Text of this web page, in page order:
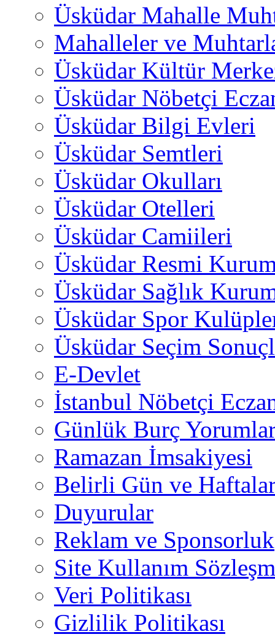
Üsküdar Mahalle
Mahalleler ve
Üsküdar Kültür
Üsküdar Nöbetçi
Üsküdar Bilgi Evleri
Üsküdar Semtleri
Üsküdar Okulları
Üsküdar Otelleri
Üsküdar Camiileri
Üsküdar Resmi
Üsküdar Sağlık
Üsküdar Spor
Üsküdar Seçim
E-Devlet
İstanbul Nöbetçi
Günlük Burç
Ramazan İmsakiyesi
Belirli Gün ve
Duyurular
Reklam ve Sponsorluk
Site Kullanım
Veri Politikası
Gizlilik Politikası